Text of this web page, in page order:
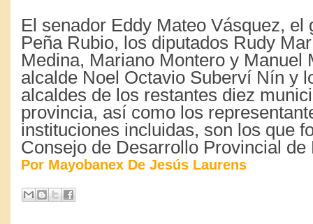
El senador Eddy Mateo Vásquez, el
Peña Rubio, los diputados Rudy
Medina, Mariano Montero y Manuel
alcalde Noel Octavio Suberví Nín y
alcaldes de los restantes diez
provincia, así como los
instituciones incluidas, son los que
Consejo de Desarrollo Provincial de
Por Mayobanex De Jesús Laurens